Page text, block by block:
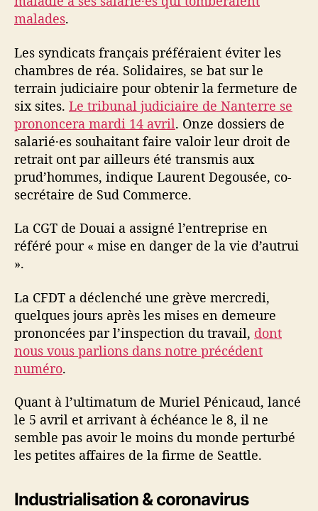
malades.
Les syndicats français préféraient éviter les
chambres de réa. Solidaires, se bat sur le
terrain judiciaire pour obtenir la fermeture de
six sites. Le tribunal judiciaire de Nanterre se
prononcera mardi 14 avril. Onze dossiers de
salarié·es souhaitant faire valoir leur droit de
retrait ont par ailleurs été transmis aux
prud’hommes, indique Laurent Degousée, co-
secrétaire de Sud Commerce.
La CGT de Douai a assigné l’entreprise en
référé pour « mise en danger de la vie d’autrui
».
La CFDT a déclenché une grève mercredi,
quelques jours après les mises en demeure
prononcées par l’inspection du travail, dont
nous vous parlions dans notre précédent
numéro.
Quant à l’ultimatum de Muriel Pénicaud, lancé
le 5 avril et arrivant à échéance le 8, il ne
semble pas avoir le moins du monde perturbé
les petites affaires de la firme de Seattle.
Industrialisation & coronavirus